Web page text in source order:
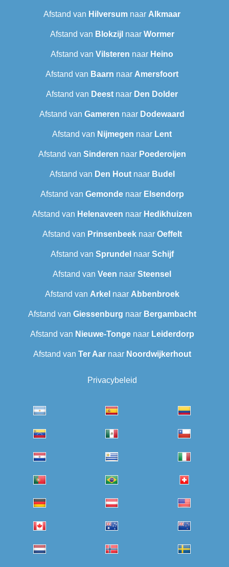
Afstand van Hilversum naar Alkmaar
Afstand van Blokzijl naar Wormer
Afstand van Vilsteren naar Heino
Afstand van Baarn naar Amersfoort
Afstand van Deest naar Den Dolder
Afstand van Gameren naar Dodewaard
Afstand van Nijmegen naar Lent
Afstand van Sinderen naar Poederoijen
Afstand van Den Houtnaar Budel
Afstand van Gemondenaar Elsendorp
Afstand van Helenaveen naar Hedikhuizen
Afstand van Prinsenbeeknaar Oeffelt
Afstand van Sprundel naar Schijf
Afstand van Veen naar Steensel
Afstand van Arkel naar Abbenbroek
Afstand van Giessenburg naar Bergambacht
Afstand van Nieuwe-Tongenaar Leiderdorp
Afstand van Ter Aar‎naar Noordwijkerhout
Privacybeleid